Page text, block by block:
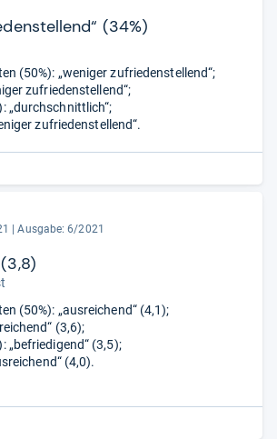
(34%)
(50%): „weniger zufriedenstellend“;
zufriedenstellend“;
„durchschnittlich“;
zufriedenstellend“.
| Ausgabe: 6/2021
(50%): „ausreichend“ (4,1);
(3,6);
„befriedigend“ (3,5);
(4,0).